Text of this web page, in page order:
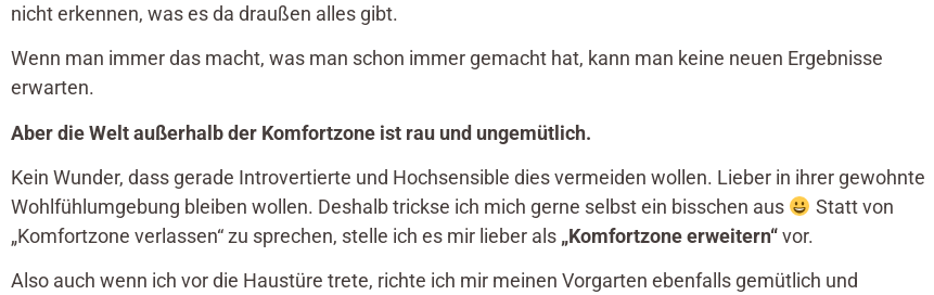
nicht erkennen, was es da draußen alles gibt.
Wenn man immer das macht, was man schon immer gemacht hat, kann man keine neuen Ergebnisse
erwarten.
Aber die Welt außerhalb der Komfortzone ist rau und ungemütlich.
Kein Wunder, dass gerade Introvertierte und Hochsensible dies vermeiden wollen. Lieber in ihrer gewohnte
Wohlfühlumgebung bleiben wollen. Deshalb trickse ich mich gerne selbst ein bisschen aus
Statt von
„Komfortzone verlassen“ zu sprechen, stelle ich es mir lieber als „Komfortzone erweitern“vor.
Also auch wenn ich vor die Haustüre trete, richte ich mir meinen Vorgarten ebenfalls gemütlich und